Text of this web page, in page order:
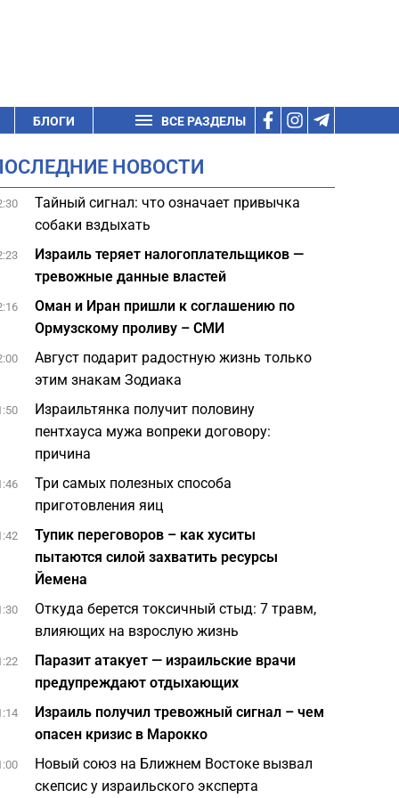
БЛОГИ ВСЕ РАЗДЕЛЫ
НОВОСТИ
Тайный сигнал: что означает привычка
собаки вздыхать
Израиль теряет налогоплательщиков —
тревожные данные властей
Оман и Иран пришли к соглашению по
Ормузскому проливу – СМИ
Август подарит радостную жизнь только
этим знакам Зодиака
Израильтянка получит половину
пентхауса мужа вопреки договору:
причина
Три самых полезных способа
приготовления яиц
Тупик переговоров – как хуситы
пытаются силой захватить ресурсы
Йемена
Откуда берется токсичный стыд: 7 травм,
влияющих на взрослую жизнь
Паразит атакует — израильские врачи
предупреждают отдыхающих
Израиль получил тревожный сигнал – чем
опасен кризис в Марокко
Новый союз на Ближнем Востоке вызвал
скепсис у израильского эксперта